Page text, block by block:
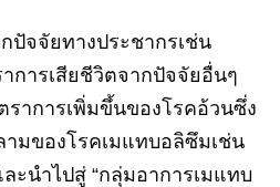
ปัจจัยทางประชากรเช่น
การเสียชีวิตจากปัจจัยอื่นๆ
ราการเพิ่มขึ้นของโรคอ้วนซึ่ง
มของโรคเมแทบอลิซึมเช่น
ะนําไปสู่ “กลุ่มอาการเมแทบ